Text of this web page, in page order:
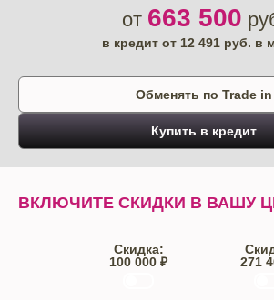
от 663 500
в кредит от 12 491 руб. в
Обменять по Trade in
Купить в кредит
ВКЛЮЧИТЕ СКИДКИ В ВАШУ
Скидка:
100 000 ₽
271